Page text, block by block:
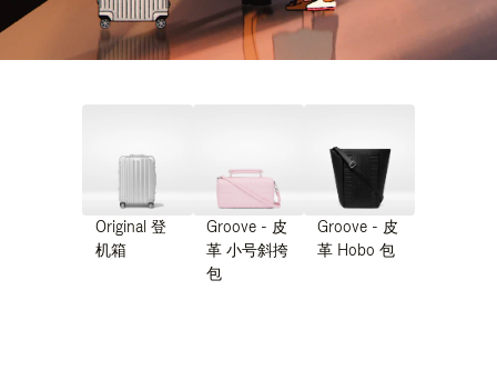
Original 登
机箱
Groove - 皮
革 小号斜挎
包
Groove - 皮
革 Hobo 包